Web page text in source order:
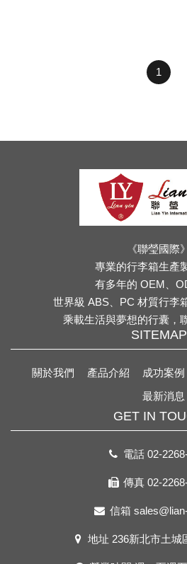
1
《聯瑩國際》
專業的行李箱生產
有多年的 OEM、
世界級 ABS、PC 材質行李
乘載生活與夢想的行囊，
SITEMAP
關於我們 產品介紹 成功案例
最新消息
GET IN
電話 02-
傳真 02-
信箱
地址 236新北市土城